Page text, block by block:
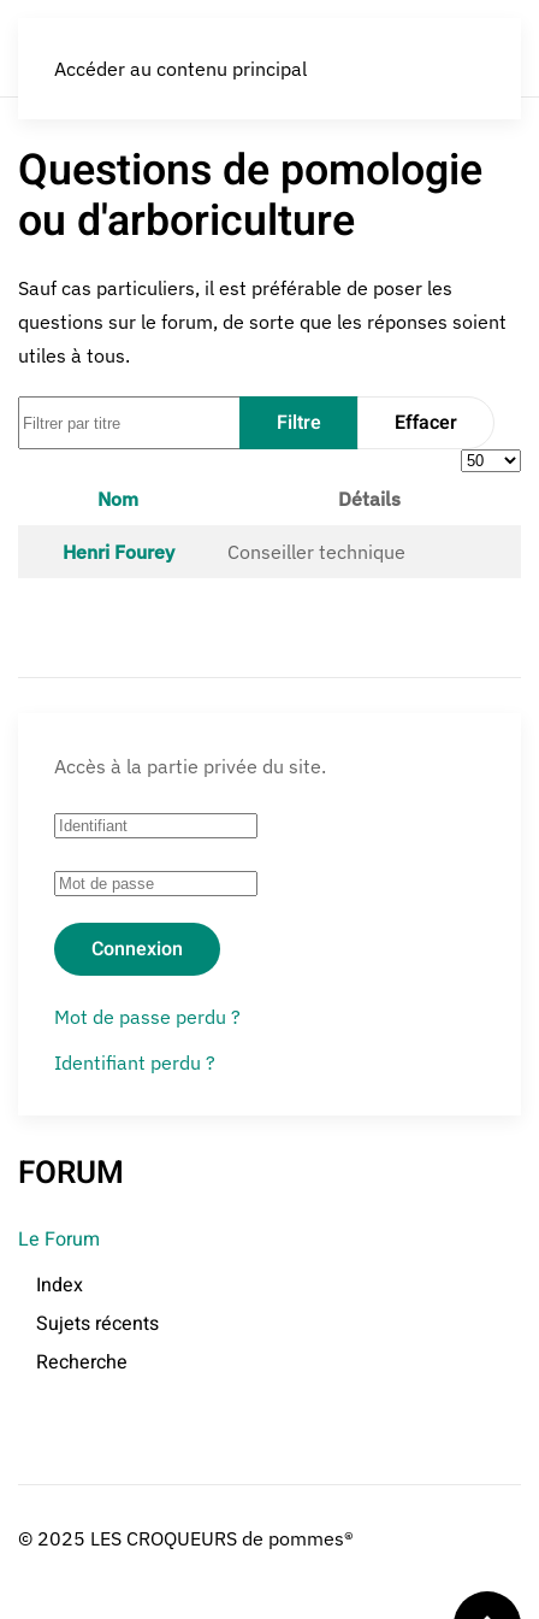
Accéder au contenu principal
Questions de pomologie
ou d'arboriculture
Sauf cas particuliers, il est préférable de poser les
questions sur le forum, de sorte que les réponses soient
utiles à tous.
Filtrer par titre Filtre Effacer
Afficher
Contacts,
Nom Détails
Henri Fourey Conseiller technique
Accès à la partie privée du site.
Connexion
Mot de passe perdu ?
Identifiant perdu ?
FORUM
Le Forum
Index
Sujets récents
Recherche
© 2025 LES CROQUEURS de pommes®